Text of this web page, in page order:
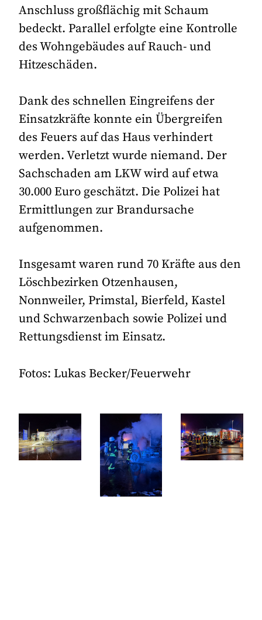
Anschluss großflächig mit Schaum
bedeckt. Parallel erfolgte eine Kontrolle
des Wohngebäudes auf Rauch- und
Hitzeschäden.
Dank des schnellen Eingreifens der
Einsatzkräfte konnte ein Übergreifen
des Feuers auf das Haus verhindert
werden. Verletzt wurde niemand. Der
Sachschaden am LKW wird auf etwa
30.000 Euro geschätzt. Die Polizei hat
Ermittlungen zur Brandursache
aufgenommen.
Insgesamt waren rund 70 Kräfte aus den
Löschbezirken Otzenhausen,
Nonnweiler, Primstal, Bierfeld, Kastel
und Schwarzenbach sowie Polizei und
Rettungsdienst im Einsatz.
Fotos: Lukas Becker/Feuerwehr